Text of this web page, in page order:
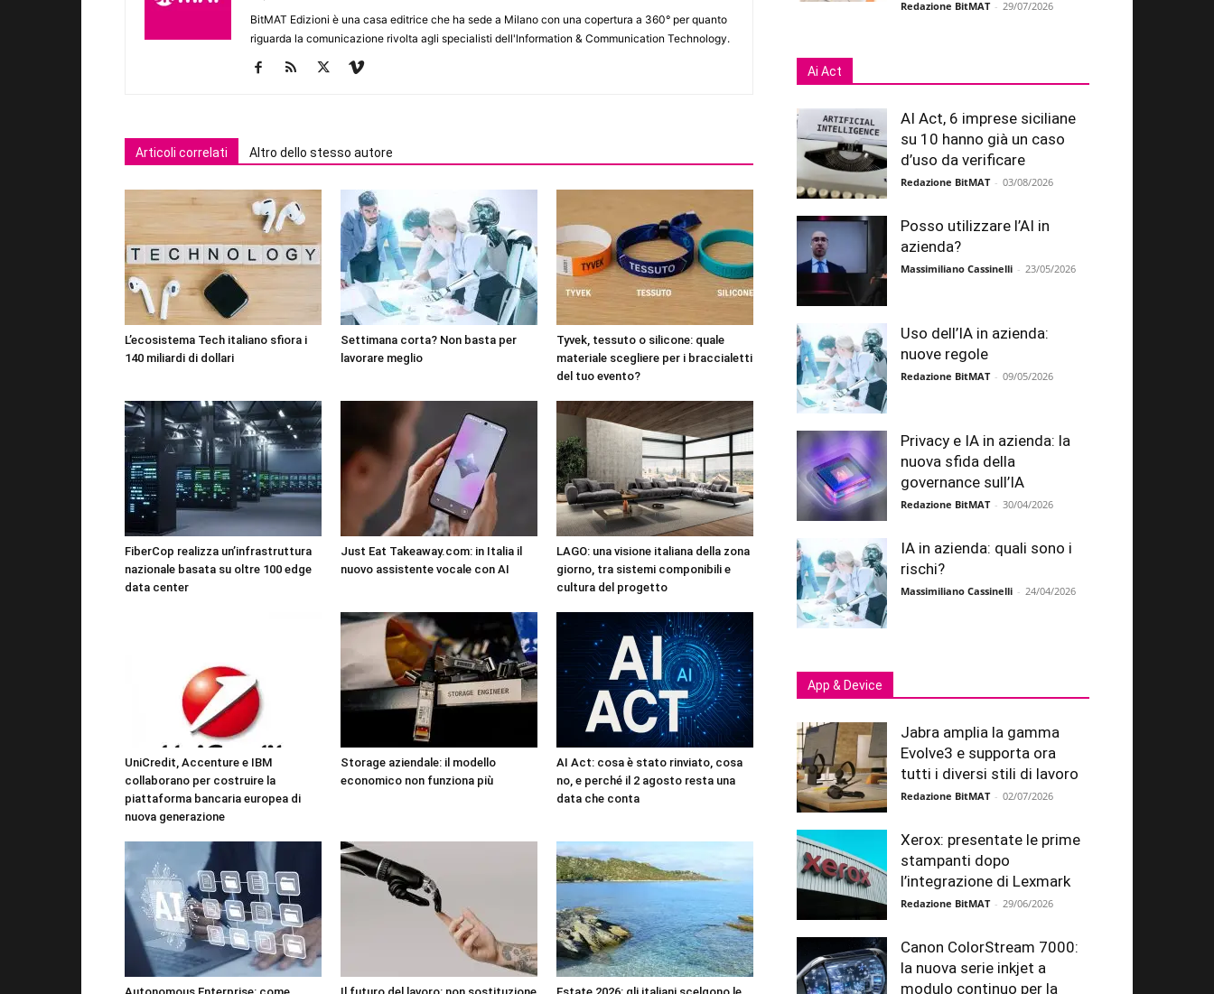
BitMAT Edizioni è una casa editrice che ha sede a Milano con una copertura a 360° per quanto
riguarda la comunicazione rivolta agli specialisti dell'lnformation & Communication Technology.
Articoli correlati Altro dello stesso autore
L’ecosistema Tech italiano sfiora i
140 miliardi di dollari
Settimana corta? Non basta per
lavorare meglio
Tyvek, tessuto o silicone: quale
materiale scegliere per i braccialetti
del tuo evento?
FiberCop realizza un’infrastruttura
nazionale basata su oltre 100 edge
data center
Just Eat Takeaway.com: in Italia il
nuovo assistente vocale con AI
LAGO: una visione italiana della zona
giorno, tra sistemi componibili e
cultura del progetto
UniCredit, Accenture e IBM
collaborano per costruire la
piattaforma bancaria europea di
nuova generazione
Storage aziendale: il modello
economico non funziona più
AI Act: cosa è stato rinviato, cosa
no, e perché il 2 agosto resta una
data che conta
Redazione BitMAT - 29/07/2026
Ai Act
AI Act, 6 imprese siciliane
su 10 hanno già un caso
d’uso da verificare
Redazione BitMAT - 03/08/2026
Posso utilizzare l’AI in
azienda?
Massimiliano Cassinelli - 23/05/2026
Uso dell’IA in azienda:
nuove regole
Redazione BitMAT - 09/05/2026
Privacy e IA in azienda: la
nuova sfida della
governance sull’IA
Redazione BitMAT - 30/04/2026
IA in azienda: quali sono i
rischi?
Massimiliano Cassinelli - 24/04/2026
App & Device
Jabra amplia la gamma
Evolve3 e supporta ora
tutti i diversi stili di lavoro
Redazione BitMAT - 02/07/2026
Xerox: presentate le prime
stampanti dopo
l’integrazione di Lexmark
Redazione BitMAT - 29/06/2026
Canon ColorStream 7000:
la nuova serie inkjet a
modulo continuo per la